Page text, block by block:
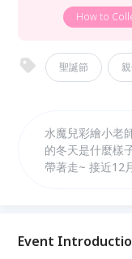
How to
聖誕節
水魔兒彩繪小老
的冬天是什麼樣
帶著走~ 接近12
Event